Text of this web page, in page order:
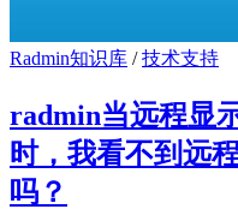
Radmin知识库 /技术支持
radmin当远程显
时，我看不到远
吗？